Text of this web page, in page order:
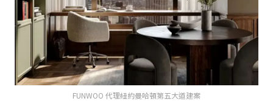
FUNWOO 代理紐約曼哈頓第五大道建案